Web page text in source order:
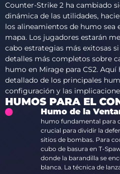
Counter-Strike 2 ha cambiado
dinámica de las utilidades,
los alineamientos de humo sea
mapa. Los jugadores estarán
cabo estrategias más exitosas
detalles más completos sobre
humo en Mirage para CS2.
detallado de los principales
configuración y las
HUMOS PARA EL
Humo de la
humo fundamental para
crucial para dividir la
sitios de bombas. Para
cubo de basura en T-
donde la barandilla se
blanca. La técnica de